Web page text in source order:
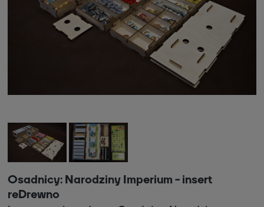
Osadnicy: Narodziny Imperium - insert
reDrewno